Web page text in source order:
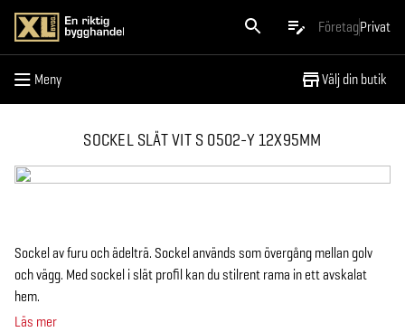
FöretagPrivat
Meny Välj din butik
Meny
SOCKEL SLÄT VIT S 0502-Y 12X95MM
Sockel av furu och ädelträ. Sockel används som övergång mellan golv
och vägg. Med sockel i slät profil kan du stilrent rama in ett avskalat
hem.
Läs mer